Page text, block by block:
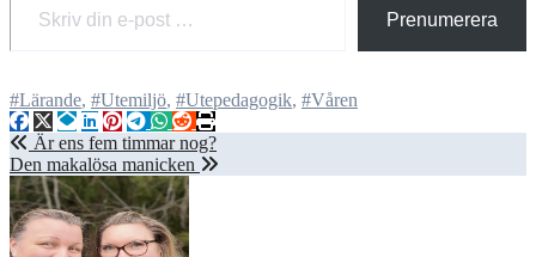
Prenumerera
#Lärande, #Utemiljö, #Utepedagogik, #Våren
Inläggsnavigering
Är ens fem timmar nog?
Den makalösa manicken